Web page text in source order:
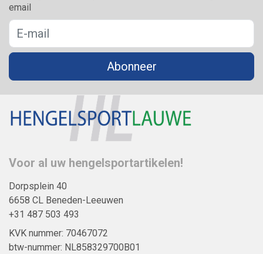
email
Abonneer
Voor al uw hengelsportartikelen!
Dorpsplein 40
6658 CL Beneden-Leeuwen
+31 487 503 493
KVK nummer: 70467072
btw-nummer: NL858329700B01